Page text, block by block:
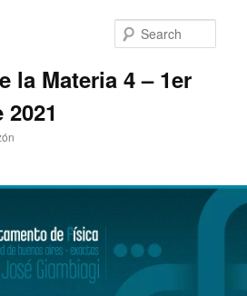
la Materia 4 – 1er